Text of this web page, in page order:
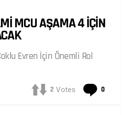
MCU AŞAMA 4 İÇIN
Evren İçin Önemli Rol
2 Votes 0